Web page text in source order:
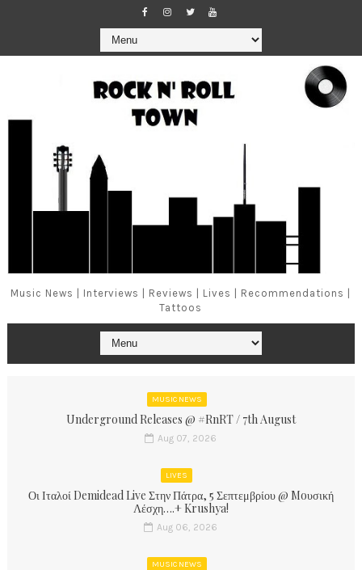
Music News | Interviews | Reviews | Lives | Recommendations |
Tattoos
MUSIC NEWS
Underground Releases @ #RnRT / 7th August
Aug 07, 2026
LIVES
Οι Ιταλοί Demidead Live Στην Πάτρα, 5 Σεπτεμβρίου @ Moυσική
Λέσχη….+ Krushya!
Aug 06, 2026
MUSIC NEWS